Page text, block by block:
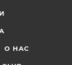
О НАС